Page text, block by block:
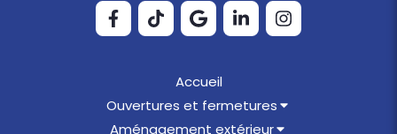
Accueil
Ouvertures et fermetures
Aménagement extérieur